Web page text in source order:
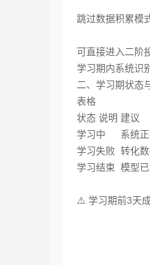
跳过数据积累模
可直接进入二阶
学习期内系统识
二、学习期状态
表格
状态 说明 建议
学习中‌
系统
学习失败‌ 转化
学习结束‌ 模型
⚠️ 学习期前3天